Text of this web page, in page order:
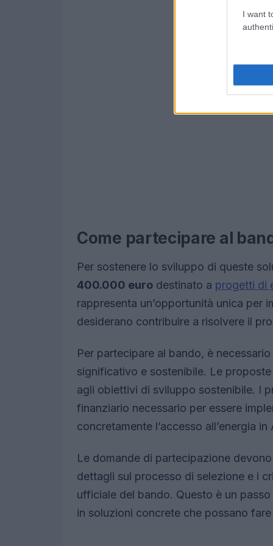
I want
Come partecipare al
Per sostenere lo sviluppo di queste
400.000 euro destinato a progetti di
rappresenta un’opportunità unica per
desiderano contribuire a risolvere il
Per partecipare al bando, è
significativo e sostenibile. Le
agli obiettivi di sviluppo sostenibile. I
finanziario necessario per essere
concretamente l’accesso all’energia in
Le domande di partecipazione
dettagli sul processo di selezione e i
ufficiale del bando. Questo è un
in soluzioni concrete che possano